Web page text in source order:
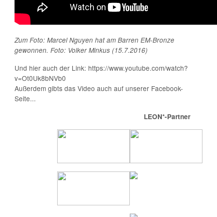
Zum Foto: Marcel Nguyen hat am Barren EM-Bronze
gewonnen. Foto: Volker Minkus (15.7.2016)
Und hier auch der Link: https://www.youtube.com/watch?
v=Ot0Uk8bNVb0
Außerdem gibts das Video auch auf unserer Facebook-
Seite...
LEON*-Partner